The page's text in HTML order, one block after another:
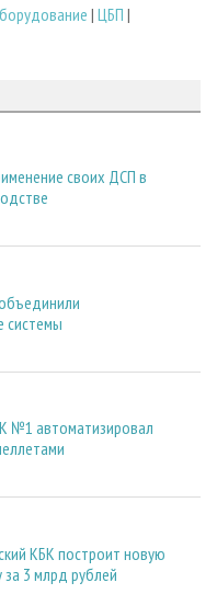
| ЦБП |
своих ДСП в
системы
№1 автоматизировал
КБК построит новую
3 млрд рублей